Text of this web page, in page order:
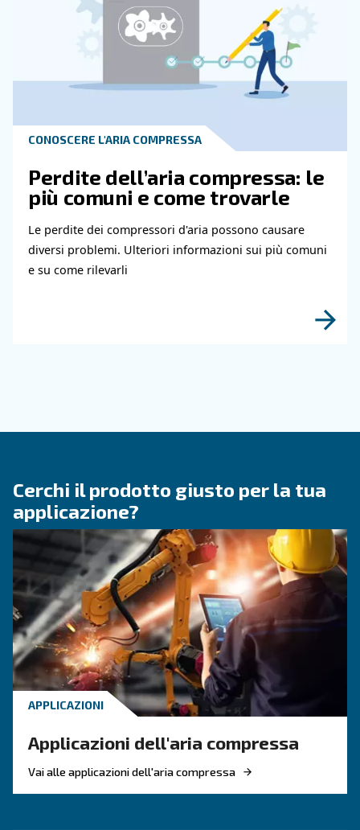
Contatta i nostri esperti
e servizi? Compila questo modulo con più
possibili e i nostri esperti saranno in grado di
contattarti al più presto.
Scopri di più grazie ai nostri esperti
Leggi gli articoli correlati
CONOSCERE L'ARIA COMPRESSA
Tubazioni dell'aria